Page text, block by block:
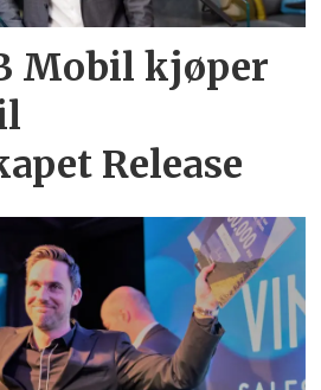
Mobil kjøper
Release